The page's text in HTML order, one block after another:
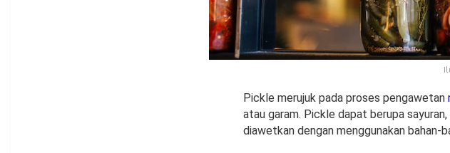
Pickle merujuk pada proses pengawetan
atau garam. Pickle dapat berupa
diawetkan dengan menggunakan bahan-